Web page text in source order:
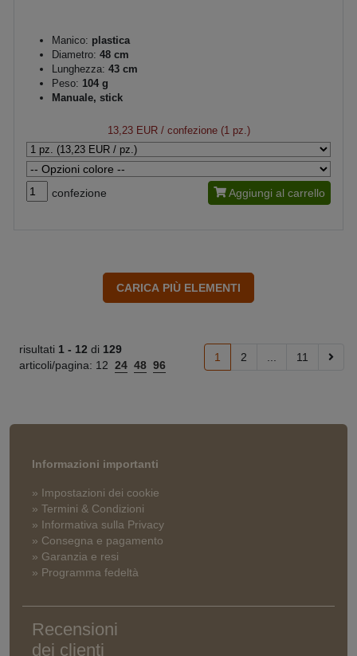
Manico: plastica
Diametro: 48 cm
Lunghezza: 43 cm
Peso: 104 g
Manuale, stick
13,23 EUR/ confezione (1 pz.)
confezione Aggiungi al carrello
risultati 1 - 12 di 129
articoli/pagina: 12 24 48 96
1 2 11
Informazioni importanti
» Impostazioni dei cookie
» Termini & Condizioni
» Informativa sulla Privacy
» Consegna e pagamento
» Garanzia e resi
» Programma fedeltà
Recensioni
dei clienti